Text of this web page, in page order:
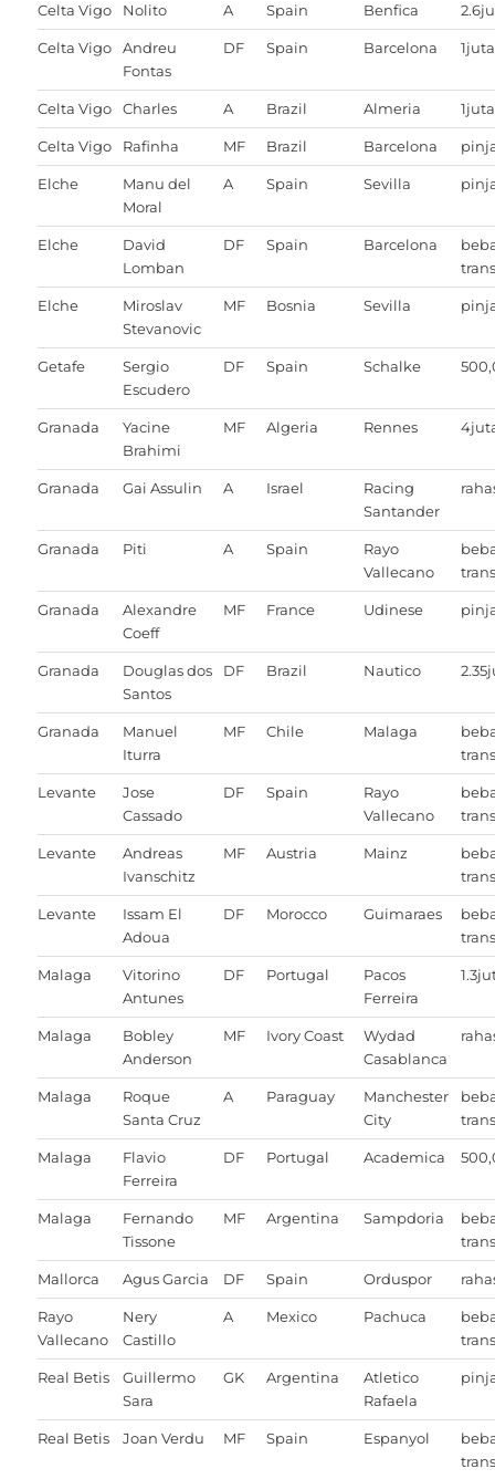
Celta Vigo Nolito A Spain Benfica
Celta Vigo
Andreu
Fontas
DF Spain Barcelona 1juta
Celta Vigo Charles A Brazil Almeria 1juta
Celta Vigo Rafinha MF Brazil Barcelona
Elche
Manu del
Moral
A Spain Sevilla
Elche
David
Lomban
DF Spain Barcelona
Elche
Miroslav
Stevanovic
MF Bosnia Sevilla
Getafe
Sergio
Escudero
DF Spain Schalke
Granada
Yacine
Brahimi
MF Algeria Rennes
Granada Gai Assulin A Israel
Racing
Santander
Granada Piti A Spain
Rayo
Vallecano
Granada
Alexandre
Coeff
MF France Udinese
Granada
Douglas dos
Santos
DF Brazil Nautico
Granada
Manuel
Iturra
MF Chile Malaga
Levante
Jose
Cassado
DF Spain
Rayo
Vallecano
Levante
Andreas
Ivanschitz
MF Austria Mainz
Levante
Issam El
Adoua
DF Morocco Guimaraes
Malaga
Vitorino
Antunes
DF Portugal
Pacos
Ferreira
Malaga
Bobley
Anderson
MF Ivory Coast
Wydad
Casablanca
Malaga
Roque
Santa Cruz
A Paraguay
Manchester
City
Malaga
Flavio
Ferreira
DF Portugal Academica
Malaga
Fernando
Tissone
MF Argentina Sampdoria
Mallorca Agus Garcia DF Spain Orduspor
Rayo
Vallecano
Nery
Castillo
A Mexico Pachuca
Real Betis
Guillermo
Sara
GK Argentina
Atletico
Rafaela
Real Betis Joan Verdu MF Spain Espanyol